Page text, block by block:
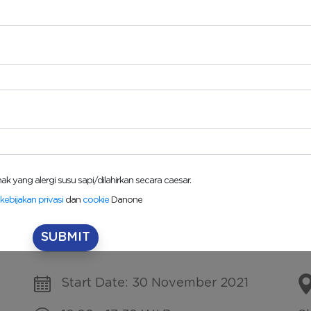
Bagi Mama & si
Start Date: 30 November 2021
yang alergi susu sapi/dilahirkan secara caesar.
kebijakan privasidan cookie Danone
SUBMIT